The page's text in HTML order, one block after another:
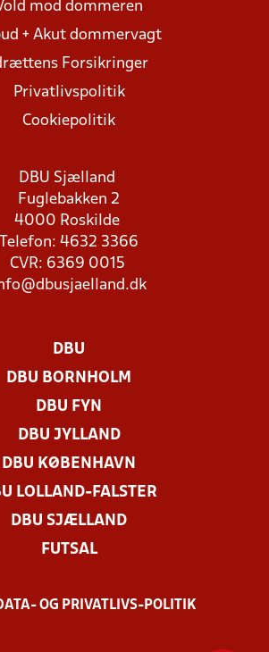
mod dommeren
+ Akut dommervagt
Forsikringer
Privatlivspolitik
Cookiepolitik
DBU Sjælland
Fuglebakken 2
4000 Roskilde
Telefon: 4632 3366
CVR: 6369 0015
DBU
DBU BORNHOLM
DBU FYN
DBU JYLLAND
DBU KØBENHAVN
LOLLAND-FALSTER
DBU SJÆLLAND
FUTSAL
OG PRIVATLIVS-POLITIK